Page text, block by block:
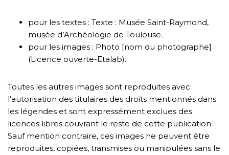
pour les textes : Texte : Musée Saint-Raymond,
musée d’Archéologie de Toulouse.
pour les images : Photo [nom du photographe]
(Licence ouverte-Etalab).
Toutes les autres images sont reproduites avec
l’autorisation des titulaires des droits mentionnés dans
les légendes et sont expressément exclues des
licences libres couvrant le reste de cette publication.
Sauf mention contraire, ces images ne peuvent être
reproduites, copiées, transmises ou manipulées sans le